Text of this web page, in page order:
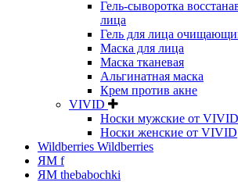
Гель-сыворотка
лица
Гель для лица
Маска для лица
Маска тканевая
Альгинатная маска
Крем против акне
VIVID
Носки мужские от VIVID
Носки женские от VIVID
Wildberries Wildberries
ЯМ f
ЯМ thebabochki